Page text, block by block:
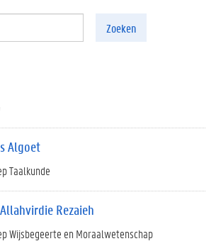
Zoeken
Algoet
Taalkunde
Rezaieh
Wijsbegeerte en Moraalwetenschap